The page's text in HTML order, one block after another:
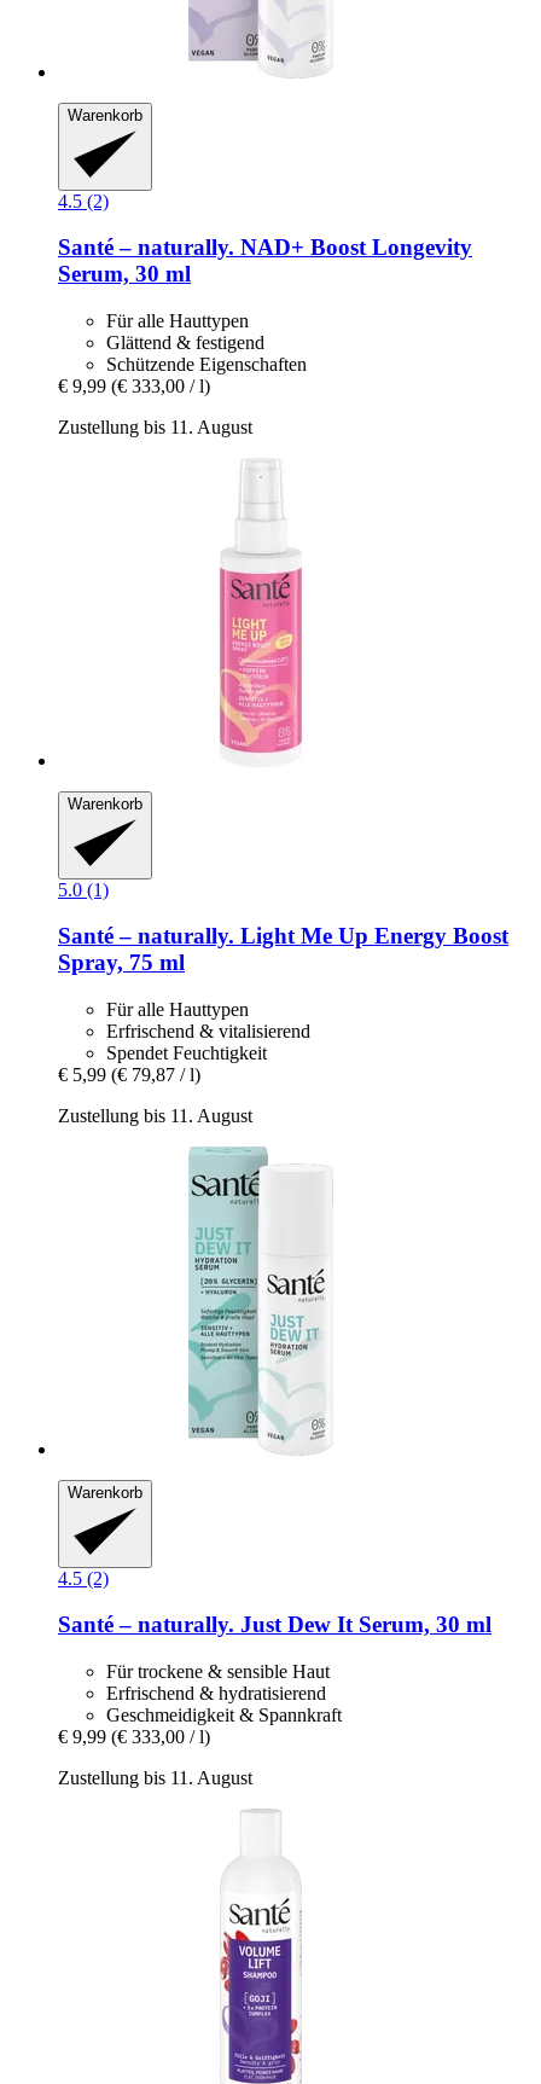
Warenkorb
4.5 (2)
Santé – naturally. NAD+ Boost Longevity
Serum, 30 ml
Für alle Hauttypen
Glättend & festigend
Schützende Eigenschaften
€ 9,99 (€ 333,00 / l)
Zustellung bis 11. August
Warenkorb
5.0 (1)
Santé – naturally. Light Me Up Energy Boost
Spray, 75 ml
Für alle Hauttypen
Erfrischend & vitalisierend
Spendet Feuchtigkeit
€ 5,99 (€ 79,87 / l)
Zustellung bis 11. August
Warenkorb
4.5 (2)
Santé – naturally. Just Dew It Serum, 30 ml
Für trockene & sensible Haut
Erfrischend & hydratisierend
Geschmeidigkeit & Spannkraft
€ 9,99 (€ 333,00 / l)
Zustellung bis 11. August